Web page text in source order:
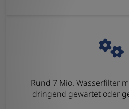
Rund 7 Mio. Wasserfilter
dringend gewartet oder